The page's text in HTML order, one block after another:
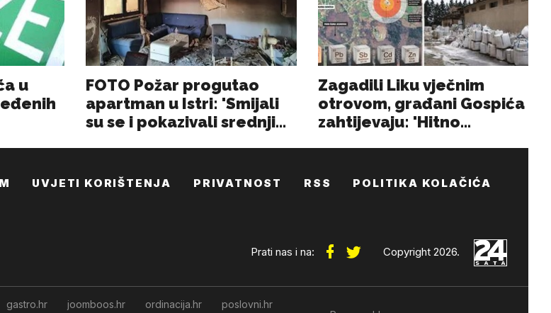
UVJETI KORIŠTENJA PRIVATNOST RSS POLITIKA KOLAČIĆA
Prati nas i na: Copyright 2026.
gastro.hr joomboos.hr ordinacija.hr
poslovni.hr